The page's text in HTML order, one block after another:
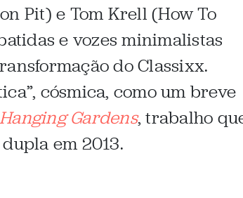
Pit) e Tom Krell (How To
e vozes minimalistas
do Classixx.
cósmica, como um breve
Hanging Gardens, trabalho
em 2013.